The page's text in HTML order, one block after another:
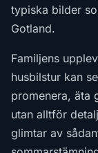
typiska bilder
Gotland.
Familjens
husbilstur kan
promenera, äta
utan alltför
glimtar av